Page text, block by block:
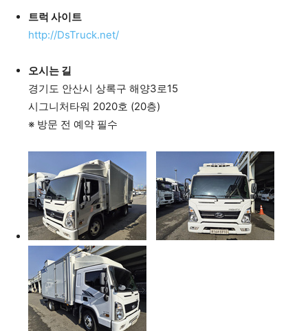
트럭 사이트
http://DsTruck.net/
오시는 길
경기도 안산시 상록구 해양3로15
시그니처타워 2020호 (20층)
※ 방문 전 예약 필수